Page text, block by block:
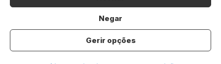
Negar
Gerir opções
COPYRIGHT © 2026 BM&C News. Todos os direitos